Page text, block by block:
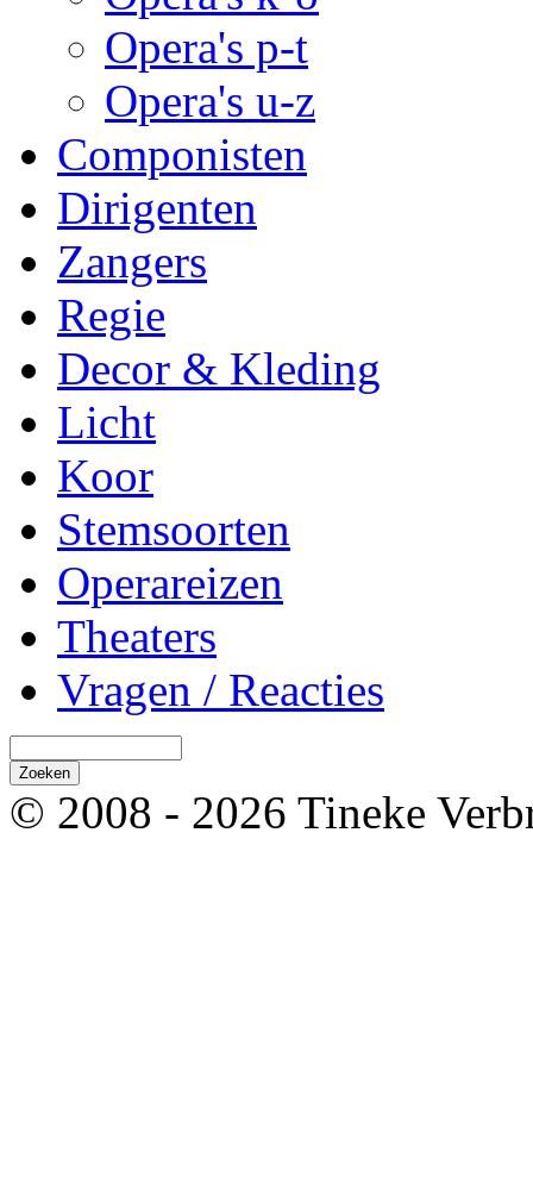
Opera's p-t
Opera's u-z
Componisten
Dirigenten
Zangers
Regie
Decor & Kleding
Licht
Koor
Stemsoorten
Operareizen
Theaters
Vragen / Reacties
© 2008 - 2026 Tineke